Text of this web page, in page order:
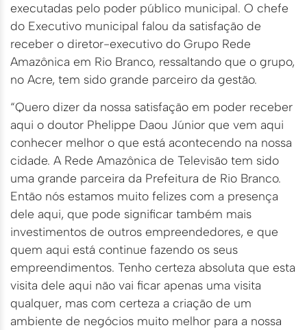
executadas pelo poder público municipal. O chefe
do Executivo municipal falou da satisfação de
receber o diretor-executivo do Grupo Rede
Amazônica em Rio Branco, ressaltando que o grupo,
no Acre, tem sido grande parceiro da gestão.
“Quero dizer da nossa satisfação em poder receber
aqui o doutor Phelippe Daou Júnior que vem aqui
conhecer melhor o que está acontecendo na nossa
cidade. A Rede Amazônica de Televisão tem sido
uma grande parceira da Prefeitura de Rio Branco.
Então nós estamos muito felizes com a presença
dele aqui, que pode significar também mais
investimentos de outros empreendedores, e que
quem aqui está continue fazendo os seus
empreendimentos. Tenho certeza absoluta que esta
visita dele aqui não vai ficar apenas uma visita
qualquer, mas com certeza a criação de um
ambiente de negócios muito melhor para a nossa